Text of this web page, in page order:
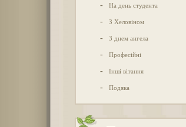
- На день студента
- З Хеловіном
- З днем ангела
- Професійні
- Інші вітання
- Подяка